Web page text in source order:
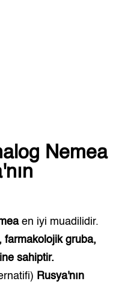
Nemea
en iyi muadilidir.
farmakolojik gruba,
sahiptir.
Rusya'nın